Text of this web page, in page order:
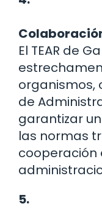
El TEAR de
organismos,
de
garantizar
las normas
cooperación
5.